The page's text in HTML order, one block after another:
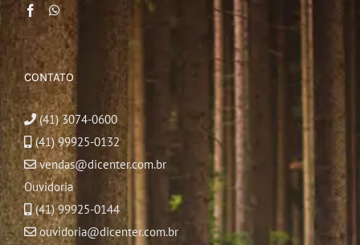
CONTATO
(41) 3074-0600
(41) 99925-0132
vendas@dicenter.com.br
Ouvidoria
(41) 99925-0144
ouvidoria@dicenter.com.br